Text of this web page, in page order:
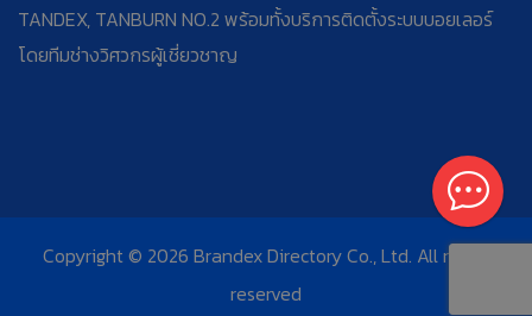
TANDEX, TANBURN NO.2 พร้อมทั้งบริการติดตั้งระบบบอยเลอร์
โดยทีมช่างวิศวกรผู้เชี่ยวชาญ
Copyright © 2026 Brandex Directory Co., Ltd. All rights
reserved